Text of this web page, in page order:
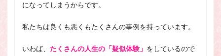
になってしまうからです。
私たちは良くも悪くもたくさんの事例を持っています。
いわば、 たくさんの人生の「疑似体験」 をしているので